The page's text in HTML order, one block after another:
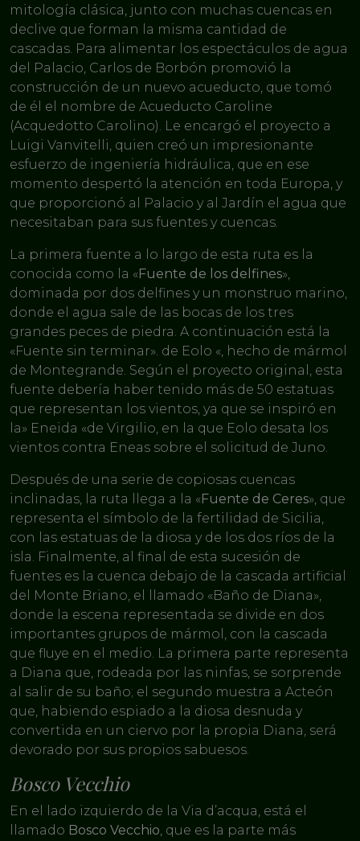
mitología clásica, junto con muchas cuencas en
declive que forman la misma cantidad de
cascadas. Para alimentar los espectáculos de agua
del Palacio, Carlos de Borbón promovió la
construcción de un nuevo acueducto, que tomó
de él el nombre de Acueducto Caroline
(Acquedotto Carolino). Le encargó el proyecto a
Luigi Vanvitelli, quien creó un impresionante
esfuerzo de ingeniería hidráulica, que en ese
momento despertó la atención en toda Europa, y
que proporcionó al Palacio y al Jardín el agua que
necesitaban para sus fuentes y cuencas.
La primera fuente a lo largo de esta ruta es la
conocida como la «Fuente de los delfines»,
dominada por dos delfines y un monstruo marino,
donde el agua sale de las bocas de los tres
grandes peces de piedra. A continuación está la
«Fuente sin terminar». de Eolo «, hecho de mármol
de Montegrande. Según el proyecto original, esta
fuente debería haber tenido más de 50 estatuas
que representan los vientos, ya que se inspiró en
la» Eneida «de Virgilio, en la que Eolo desata los
vientos contra Eneas sobre el solicitud de Juno.
Después de una serie de copiosas cuencas
inclinadas, la ruta llega a la «Fuente de Ceres», que
representa el símbolo de la fertilidad de Sicilia,
con las estatuas de la diosa y de los dos ríos de la
isla. Finalmente, al final de esta sucesión de
fuentes es la cuenca debajo de la cascada artificial
del Monte Briano, el llamado «Baño de Diana»,
donde la escena representada se divide en dos
importantes grupos de mármol, con la cascada
que fluye en el medio. La primera parte representa
a Diana que, rodeada por las ninfas, se sorprende
al salir de su baño; el segundo muestra a Acteón
que, habiendo espiado a la diosa desnuda y
convertida en un ciervo por la propia Diana, será
devorado por sus propios sabuesos.
Bosco Vecchio
En el lado izquierdo de la Via d’acqua, está el
llamado Bosco Vecchio, que es la parte más